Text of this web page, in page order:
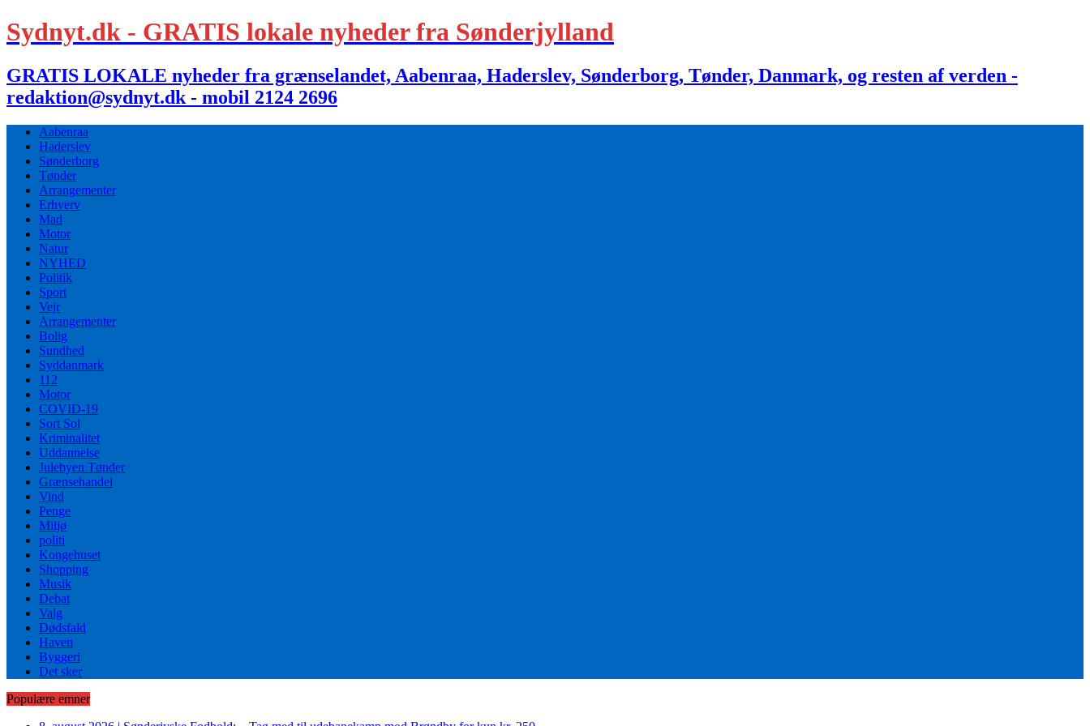
Sydnyt.dk - GRATIS lokale nyheder fra Sønderjylland
GRATIS LOKALE nyheder fra grænselandet, Aabenraa, Haderslev, Sønderborg, Tønder, Danmark, og resten af verden -
redaktion@sydnyt.dk - mobil 2124 2696
Aabenraa
Haderslev
Sønderborg
Tønder
Arrangementer
Erhverv
Mad
Motor
Natur
NYHED
Politik
Sport
Vejr
Arrangementer
Bolig
Sundhed
Syddanmark
112
Motor
COVID-19
Sort Sol
Kriminalitet
Uddannelse
Julebyen Tønder
Grænsehandel
Vind
Penge
Miljø
politi
Kongehuset
Shopping
Musik
Debat
Valg
Dødsfald
Haven
Byggeri
Det sker
Populære emner